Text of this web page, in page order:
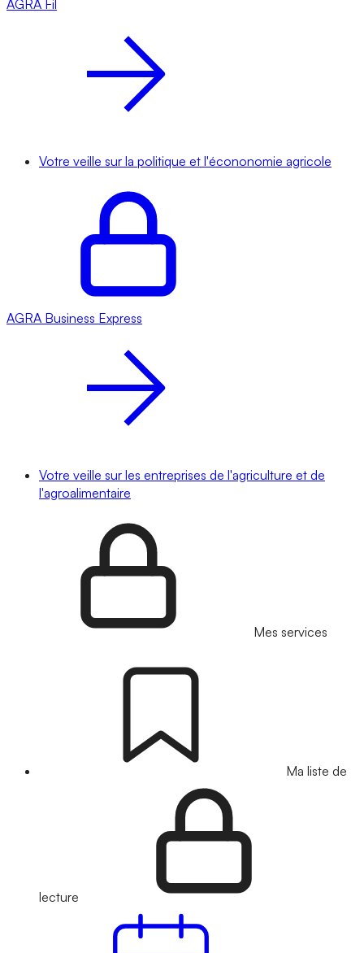
AGRA Fil
Votre veille sur la politique et l'écononomie agricole
AGRA Business Express
Votre veille sur les entreprises de l'agriculture et de
l'agroalimentaire
Mes services
Ma liste de
lecture